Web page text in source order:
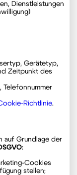
Dienstleistungen
Gerätetyp,
Zeitpunkt des
Telefonnummer
Richtlinie.
auf Grundlage der
:
Cookies
stellen;